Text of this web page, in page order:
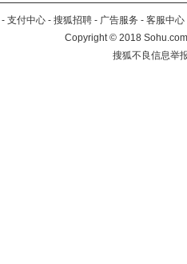
- 支付中心 - 搜狐招聘 - 广告服务 - 客服中心
Copyright©2018
搜狐不良信息举